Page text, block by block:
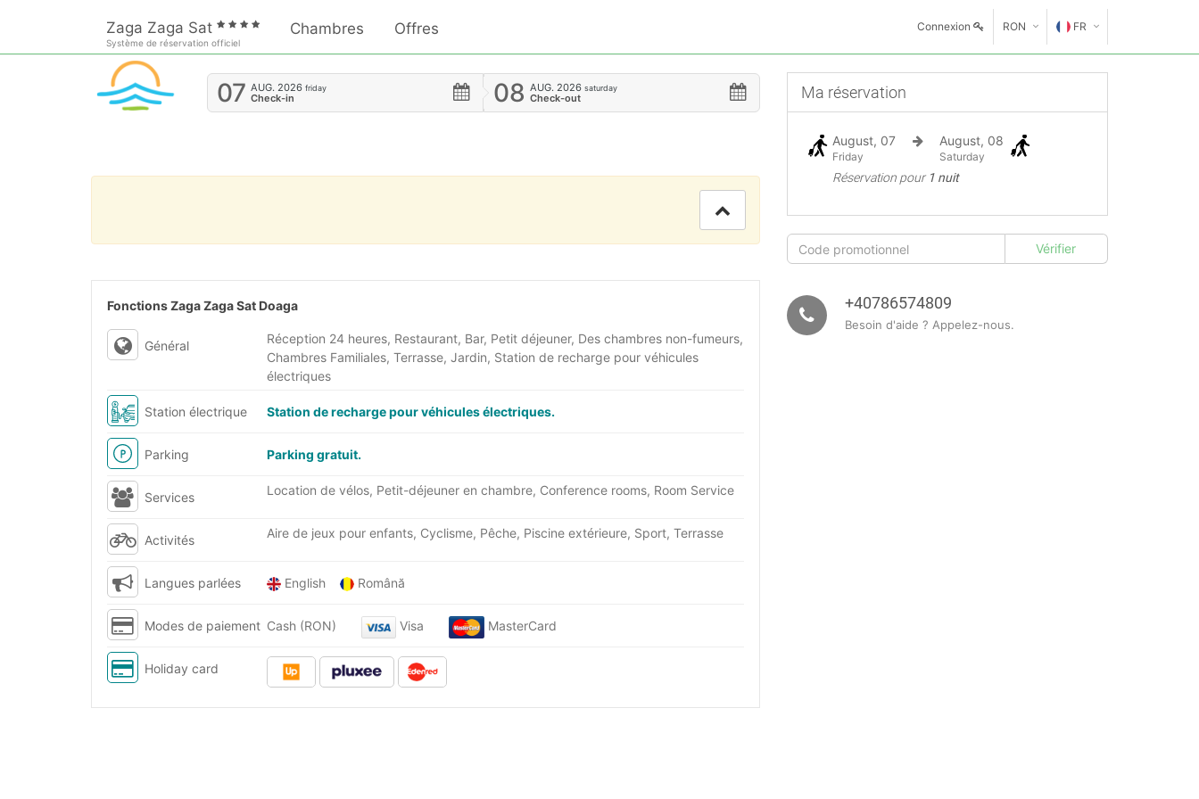
Zaga Zaga Sat
Système de réservation officiel
Chambres Offres Connexion RON FR
EN
IT
07 AUG. 2026 friday
Check-in 08 AUG. 2026 saturday
Check-out
Fonctions Zaga Zaga Sat Doaga
Général
Réception 24 heures, Restaurant, Bar, Petit déjeuner, Des chambres non-fumeurs,
Chambres Familiales, Terrasse, Jardin, Station de recharge pour véhicules
électriques
Station électrique Station de recharge pour véhicules électriques.
Parking Parking gratuit.
Services Location de vélos, Petit-déjeuner en chambre, Conference rooms, Room Service
Activités Aire de jeux pour enfants, Cyclisme, Pêche, Piscine extérieure, Sport, Terrasse
Langues parlées English Română
Modes de paiement Cash (RON) Visa MasterCard
Holiday card
Ma réservation
August, 07
Friday
August, 08
Saturday
Réservation pour 1 nuit
+40786574809
Besoin d'aide ? Appelez-nous.